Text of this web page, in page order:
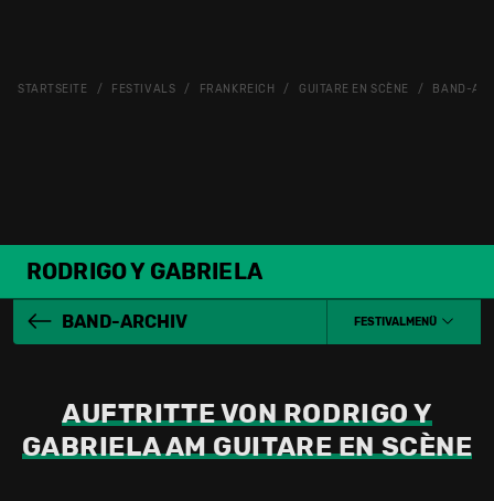
STARTSEITE FESTIVALS FRANKREICH GUITARE EN SCÈNE BAND-
RODRIGO Y GABRIELA
BAND-ARCHIV FESTIVALMENÜ
AUFTRITTE VON RODRIGO Y
GABRIELA AM GUITARE EN SCÈNE